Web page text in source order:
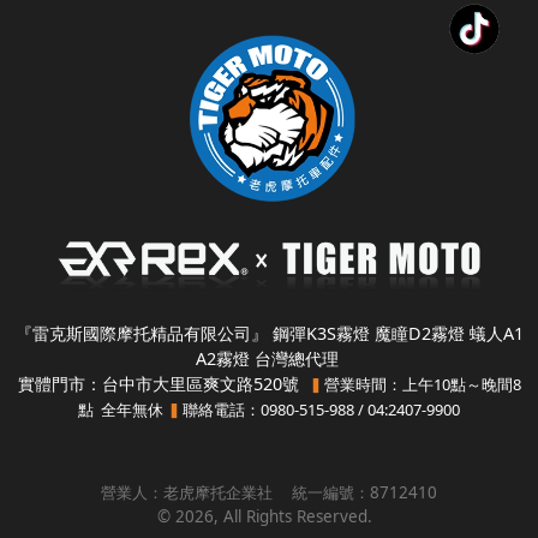
『雷克斯國際摩托精品有限公司』 鋼彈K3S霧燈 魔瞳D2霧燈 蟻人A1
A2霧燈 台灣總代理
實體門市：台中市大里區爽文路520號
▍ 營業時間：上午10點～晚間8
點 全年無休 ▍ 聯絡電話：0980-515-988 / 04:2407-9900
營業人： 老虎摩托企業社 統一編號： 8712410
© 2026, All Rights Reserved.